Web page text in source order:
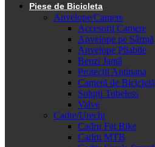
Piese de Bicicleta
Anvelope/Camere
Accesorii Camere
Anvelope pe Sârmă
Anvelope Pliabile
Benzi Jantă
Protecții Antipana
Cameră de Bicicletă
Soluții Tubeless
Valve
Cadre/Urechi
Cadru Fat Bike
Cadru MTB